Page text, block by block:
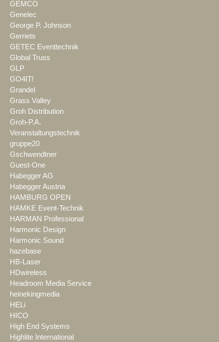
GEMCO
Genelec
George P. Johnson
Gerriets
GETEC Eventtechnik
Global Truss
GLP
GO4IT!
Grandel
Grass Valley
Groh Distribution
Groh-P.A.
Veranstaltungstechnik
gruppe20
Gschwendtner
Guest-One
Habegger AG
Habegger Austria
HAMBURG OPEN
HAMKE Event-Technik
HARMAN Professional
Harmonic Design
Harmonic Sound
hazebase
HB-Laser
HDwireless
Headroom Media Service
heinekingmedia
HELi
HICO
High End Systems
Highlite International